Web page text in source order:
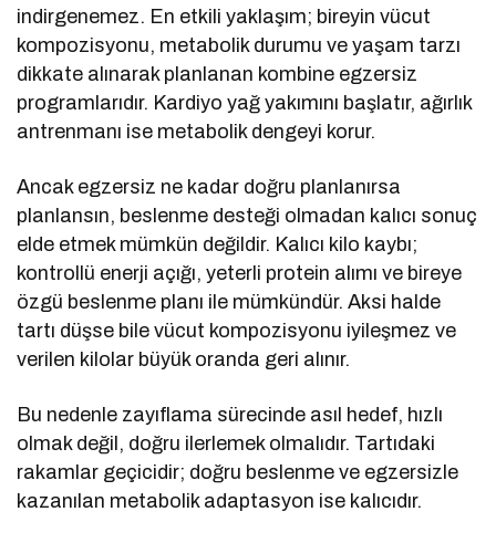
indirgenemez. En etkili yaklaşım; bireyin vücut
kompozisyonu, metabolik durumu ve yaşam tarzı
dikkate alınarak planlanan kombine egzersiz
programlarıdır. Kardiyo yağ yakımını başlatır, ağırlık
antrenmanı ise metabolik dengeyi korur.
Ancak egzersiz ne kadar doğru planlanırsa
planlansın, beslenme desteği olmadan kalıcı sonuç
elde etmek mümkün değildir. Kalıcı kilo kaybı;
kontrollü enerji açığı, yeterli protein alımı ve bireye
özgü beslenme planı ile mümkündür. Aksi halde
tartı düşse bile vücut kompozisyonu iyileşmez ve
verilen kilolar büyük oranda geri alınır.
Bu nedenle zayıflama sürecinde asıl hedef, hızlı
olmak değil, doğru ilerlemek olmalıdır. Tartıdaki
rakamlar geçicidir; doğru beslenme ve egzersizle
kazanılan metabolik adaptasyon ise kalıcıdır.